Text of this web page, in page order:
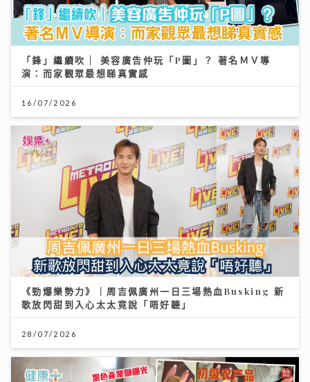
「鋒」繼續吹 | 美容廣告仲玩「P圖」？ 著名ＭＶ導
演：而家觀眾最想睇真實感
16/07/2026
《勁爆樂勢力》｜周吉佩廣州一日三場熱血Busking 新
歌放閃甜到入心太太竟說「唔好聽」
28/07/2026